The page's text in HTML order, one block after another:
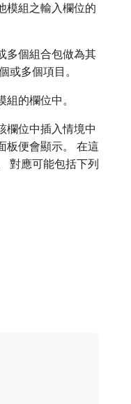
模組之輸入欄位的
多個組合包做為其
或多個項目。
的欄位中。
欄位中插入情境中
板便會顯示。 在這
對應可能包括下列